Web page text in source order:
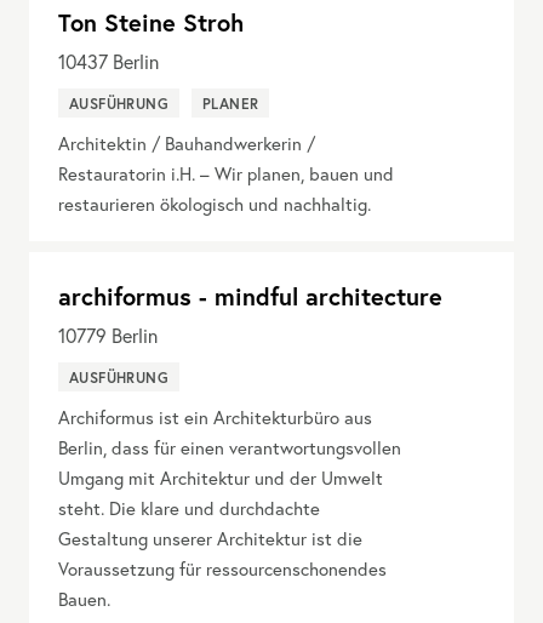
Ton Steine Stroh
10437 Berlin
AUSFÜHRUNG PLANER
Architektin / Bauhandwerkerin /
Restauratorin i.H. – Wir planen, bauen und
restaurieren ökologisch und nachhaltig.
archiformus - mindful architecture
10779 Berlin
AUSFÜHRUNG
Archiformus ist ein Architekturbüro aus
Berlin, dass für einen verantwortungsvollen
Umgang mit Architektur und der Umwelt
steht. Die klare und durchdachte
Gestaltung unserer Architektur ist die
Voraussetzung für ressourcenschonendes
Bauen.